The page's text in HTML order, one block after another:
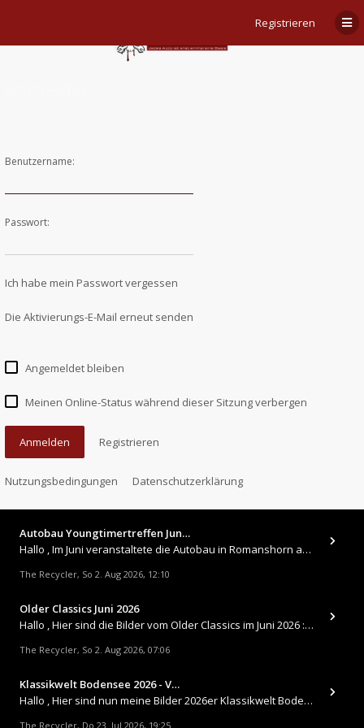
Registrieren
Benutzername:
Passwort:
Ich habe mein Passwort vergessen
Die Aktivierungs-E-Mail erneut senden
Angemeldet bleiben
Meinen Online-Status während dieser Sitzung verbergen
Anmelden Registrieren
Nutzungsbedingungen Datenschutzerklärung
Autobau Youngtimertreffen Jun…
Hallo , Im Juni veranstaltete die Autobau in Romanshorn auf ihrem Gelände ein kleines Youngtimertreffen : https://up.
The Recycler, So 2. Aug 2026, 12:10
Older Classics Juni 2026
​Hallo , Hier sind die Bilder vom Older Classics im Juni 2026 : https://up.picr.de/51155940wd.jpg https://up.pic
The Recycler, So 2. Aug 2026, 07:06
Klassikwelt Bodensee 2026 - V…
Hallo , Hier sind nun meine Bilder 2026er Klassikwelt Bodensee 😀 https://up.picr.de/51125547rb.jpg https://up.pi
The Recycler, Do 23. Jul 2026, 19:25